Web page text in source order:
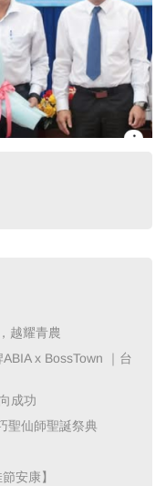
越耀青農
x BossTown ｜台
成功
聖仙師聖誕祭典
安康】